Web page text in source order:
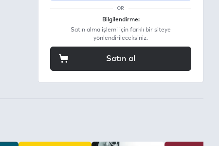
OR
Bilgilendirme:
Satın alma işlemi için farklı bir siteye
yönlendirileceksiniz.
Satın al